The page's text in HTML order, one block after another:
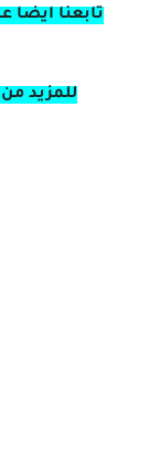
تابعنا ايضا
للمزيد